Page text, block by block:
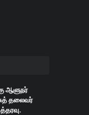
ஆளுநர்
தலைவர்